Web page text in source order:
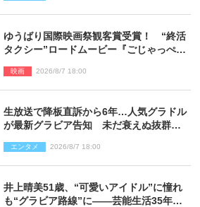
ゆうばり国際映画祭観客賞受賞！ “終活
タクシー”ロードムービー『ごじゃっぺタ
映画 2026/8/7 18:00
生放送で降板直訴から6年…人気グラドル
が最新グラビア告知 未だ衰えぬ抜群ス
エンタメ 2026/8/7 18:00
井上晴美51歳、“可愛いアイドル”に憧れ
も“グラビア路線”に――芸能生活35年を